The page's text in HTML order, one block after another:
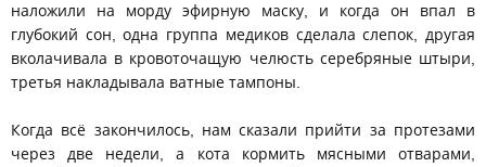
наложили на морду эфирную маску, и когда он впал в
глубокий сон, одна группа медиков сделала слепок, другая
вколачивала в кровоточащую челюсть серебряные штыри,
третья накладывала ватные тампоны.
Когда всё закончилось, нам сказали прийти за протезами
через две недели, а кота кормить мясными отварами,